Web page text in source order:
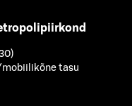
tasu